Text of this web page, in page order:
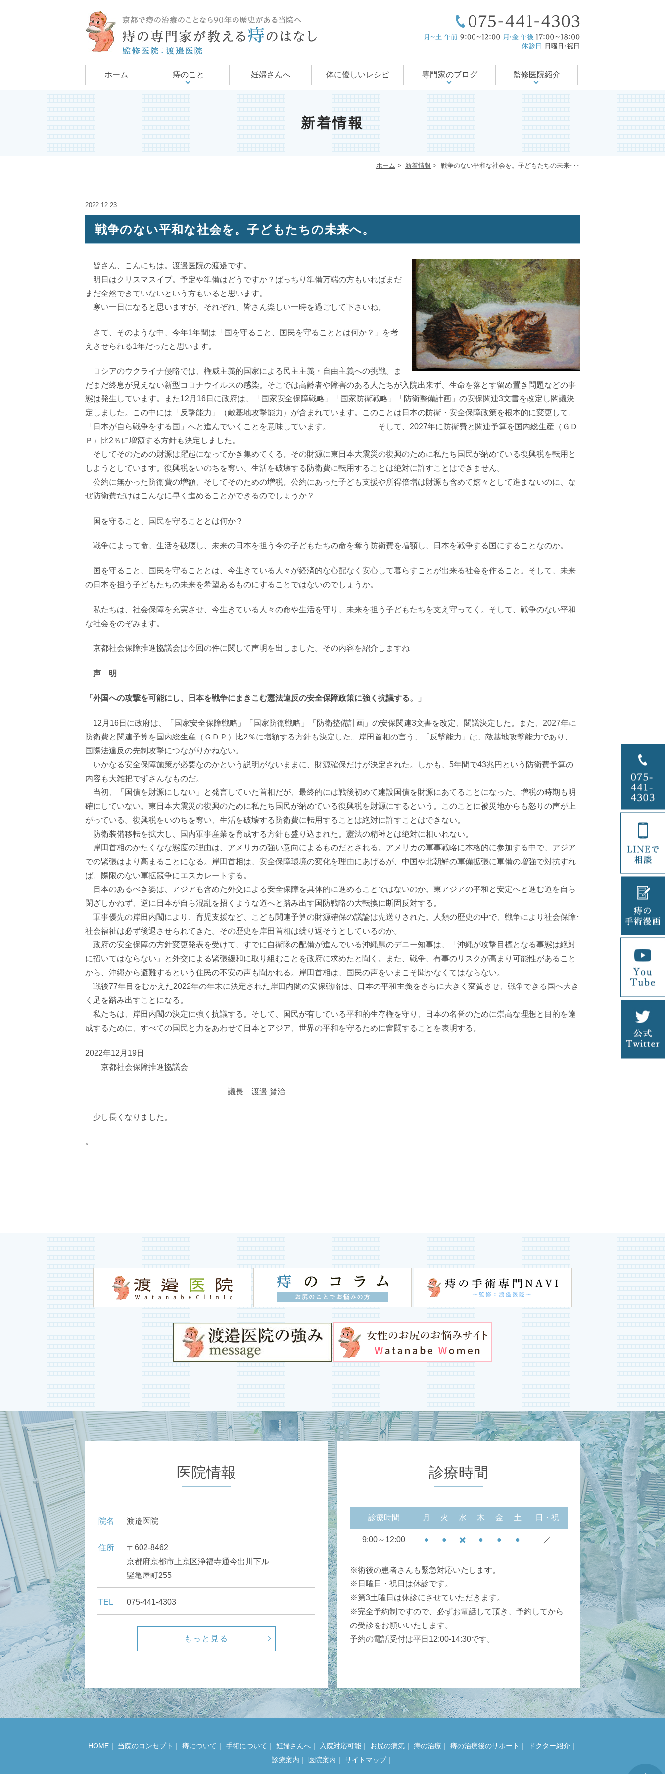
ホーム 痔のこと
痔について
手術について 妊婦さんへ 体に優しいレシピ 専門家のブログ
お尻の病気
痔の治療
痔の治療後サポート
学会・論文
肛門科医の徒然日記 監修医院紹介
ドクター紹介
当院のコンセプト
入院対応可能
診療案内
診療時間
アクセス
新着情報
ホーム > 新着情報 > 戦争のない平和な社会を。子どもたちの未来･･･
2022.12.23
戦争のない平和な社会を。子どもたちの未来へ。
皆さん、こんにちは。渡邉医院の渡邉です。
明日はクリスマスイブ。予定や準備はどうですか？ばっちり準備万端の方もいればまだ
まだ全然できていないという方もいると思います。
寒い一日になると思いますが、それぞれ、皆さん楽しい一時を過ごして下さいね。
さて、そのような中、今年1年間は「国を守ること、国民を守ることとは何か？」を考
えさせられる1年だったと思います。
ロシアのウクライナ侵略では、権威主義的国家による民主主義・自由主義への挑戦。ま
だまだ終息が見えない新型コロナウイルスの感染。そこでは高齢者や障害のある人たちが入院出来ず、生命を落とす留め置き問題などの事
態は発生しています。また12月 16日に政府は、「国家安全保障戦略」「国家防衛戦略」「防衛整備計画」の安保関連3文書を改定し閣議決
定しました。この中には「反撃能力」（敵基地攻撃能力）が含まれています。このことは日本の防衛・安全保障政策を根本的に変更して、
「日本が自ら戦争をする国」へと進んでいくことを意味しています。 そして、 2027年に防衛費と関連予算を国内総生産（ＧＤ
Ｐ）比2 ％に増額する方針も決定しました。
そしてそのための財源は躍起になってかき集めてくる。その財源に東日本大震災の復興のために私たち国民が納めている復興税を転用と
しようとしています。復興税をいのちを奪い、生活を破壊する防衛費に転用することは絶対に許すことはできません。
公約に無かった防衛費の増額、そしてそのための増税。公約にあった子ども支援や所得倍増は財源も含めて嬉々として進まないのに、な
ぜ防衛費だけはこんなに早く進めることができるのでしょうか？
国を守ること、国民を守ることとは何か？
戦争によって命、生活を破壊し、未来の日本を担う今の子どもたちの命を奪う防衛費を増額し、日本を戦争する国にすることなのか。
国を守ること、国民を守ることとは、今生きている人々が経済的な心配なく安心して暮らすことが出来る社会を作ること。そして、未来
の日本を担う子どもたちの未来を希望あるものにすることではないのでしょうか。
私たちは、社会保障を充実させ、今生きている人々の命や生活を守り、未来を担う子どもたちを支え守ってく。そして、戦争のない平和
な社会をのぞみます。
京都社会保障推進協議会は今回の件に関して声明を出しました。その内容を紹介しますね
声 明
「外国への攻撃を可能にし、日本を戦争にまきこむ憲法違反の安全保障政策に強く抗議する。」
12月 16日に政府は、「国家安全保障戦略」「国家防衛戦略」「防衛整備計画」の安保関連3文書を改定、閣議決定した。また、 2027年に
防衛費と関連予算を国内総生産（ＧＤＰ）比2 ％に増額する方針も決定した。岸田首相の言う、「反撃能力」は、敵基地攻撃能力であり、
国際法違反の先制攻撃につながりかねない。
いかなる安全保障施策が必要なのかという説明がないままに、財源確保だけが決定された。しかも、 5年間で43兆円という防衛費予算の
内容も大雑把でずさんなものだ。
当初、「国債を財源にしない」と発言していた首相だが、最終的には戦後初めて建設国債を財源にあてることになった。増税の時期も明
確にしていない。東日本大震災の復興のために私たち国民が納めている復興税を財源にするという。このことに被災地からも怒りの声が上
がっている。復興税をいのちを奪い、生活を破壊する防衛費に転用することは絶対に許すことはできない。
防衛装備移転を拡大し、国内軍事産業を育成する方針も盛り込まれた。憲法の精神とは絶対に相いれない。
岸田首相のかたくなな態度の理由は、アメリカの強い意向によるものだとされる。アメリカの軍事戦略に本格的に参加する中で、アジア
での緊張はより高まることになる。岸田首相は、安全保障環境の変化を理由にあげるが、中国や北朝鮮の軍備拡張に軍備の増強で対抗すれ
ば、際限のない軍拡競争にエスカレートする。
日本のあるべき姿は、アジアも含めた外交による安全保障を具体的に進めることではないのか。東アジアの平和と安定へと進む道を自ら
閉ざしかねず、逆に日本が自ら混乱を招くような道へと踏み出す国防戦略の大転換に断固反対する。
軍事優先の岸田内閣により、育児支援など、こども関連予算の財源確保の議論は先送りされた。人類の歴史の中で、戦争により社会保障･
社会福祉は必ず後退させられてきた。その歴史を岸田首相は繰り返そうとしているのか。
政府の安全保障の方針変更発表を受けて、すでに自衛隊の配備が進んでいる沖縄県のデニー知事は、「沖縄が攻撃目標となる事態は絶対
に招いてはならない」と外交による緊張緩和に取り組むことを政府に求めたと聞く。また、戦争、有事のリスクが高まり可能性があること
から、沖縄から避難するという住民の不安の声も聞かれる。岸田首相は、国民の声をいまこそ聞かなくてはならない。
戦後77年目をむかえた2022年の年末に決定された岸田内閣の安保戦略は、日本の平和主義をさらに大きく変質させ、戦争できる国へ大き
く足を踏み出すことになる。
私たちは、岸田内閣の決定に強く抗議する。そして、国民が有している平和的生存権を守り、日本の名誉のために崇高な理想と目的を達
成するために、すべての国民と力をあわせて日本とアジア、世界の平和を守るために奮闘することを表明する。
2022年12 月 19 日
京都社会保障推進協議会
議長 渡邉 賢治
少し長くなりました。
。
医院情報
院名 渡邉医院
住所
〒602-8462
京都府京都市上京区浄福寺通今出川下ル
竪亀屋町255
TEL 075-441-4303
もっと見る
診療時間
診療時間 月 火 水 木 金 土 日・祝
9:00～12:00 ● ● ✖️ ● ● ● ／
※術後の患者さんも緊急対応いたします。
※日曜日・祝日は休診です。
※第3土曜日は休診にさせていただきます。
※完全予約制ですので、必ずお電話して頂き、予約してから
の受診をお願いいたします。
予約の電話受付は平日12:00-14:30です。
HOME ｜ 当院のコンセプト ｜ 痔について ｜ 手術について ｜ 妊婦さんへ ｜ 入院対応可能 ｜ お尻の病気 ｜ 痔の治療 ｜ 痔の治療後のサポート ｜ ドクター紹介 ｜
診療案内 ｜ 医院案内 ｜ サイトマップ｜